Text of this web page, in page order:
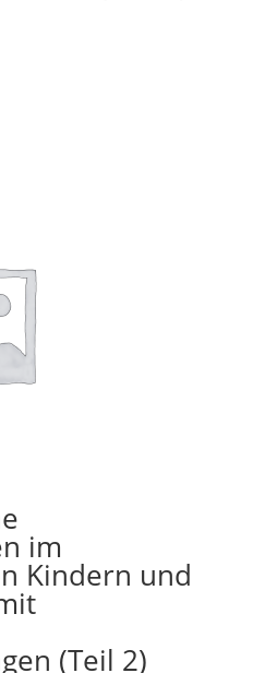
im
Kindern und
(Teil 2)